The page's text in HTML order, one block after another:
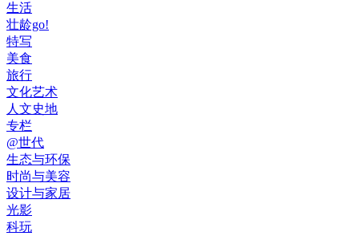
生活
壮龄go!
特写
美食
旅行
文化艺术
人文史地
专栏
@世代
生态与环保
时尚与美容
设计与家居
光影
科玩